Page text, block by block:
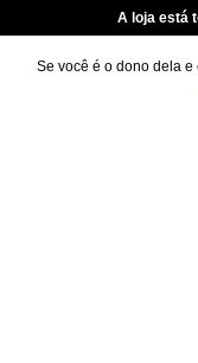
A loja está
Se você é o dono dela e